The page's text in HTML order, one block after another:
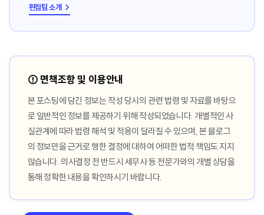
편집팀 소개 →
⚠️ 면책조항 및 이용안내
본 포스팅에 담긴 정보는 작성 당시의 관련 법령 및 자료를 바탕으
로 일반적인 정보를 제공하기 위해 작성되었습니다. 개별적인 사
실관계에 따라 법령 해석 및 적용이 달라질 수 있으며, 본 블로그
의 정보만을 근거로 행한 결정에 대하여 어떠한 법적 책임도 지지
않습니다. 의사결정 전 반드시 세무사 등 전문가와의 개별 상담을
통해 정확한 내용을 확인하시기 바랍니다.